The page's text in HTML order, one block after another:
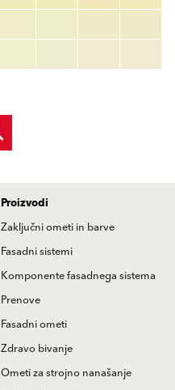
Proizvodi
Zaključni ometi in barve
Fasadni sistemi
Komponente fasadnega sistema
Prenove
Fasadni ometi
Zdravo bivanje
Ometi za strojno nanašanje